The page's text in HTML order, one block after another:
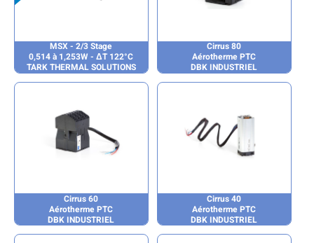
MSX - 2/3 Stage
0,514 à 1,253W - ΔT 122°C
TARK THERMAL SOLUTIONS
Cirrus 80
Aérotherme PTC
DBK INDUSTRIEL
Cirrus 60
Aérotherme PTC
DBK INDUSTRIEL
Cirrus 40
Aérotherme PTC
DBK INDUSTRIEL